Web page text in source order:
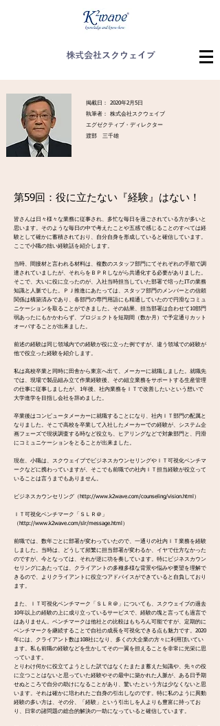
株式会社スクウェイブ
掲載日： 2020年2月5日
執筆者： 株式会社スクウェイブ
エグゼクティブ・ディレクター
渡部 三千雄
第59回：役に立たない『経験』はない！
皆さんは日々様々な業務に従事され、多忙な毎日を過ごされている方が多いと
思います。そのような毎日の中で考えたことや五感で感じることのすべては経
験として確かに蓄積されており、自分自身を形成していると確信しています。
ここで小職の拙い経験話を紹介します。
当時、間接材と言われる材料は、複数のスタッフ部門にてそれぞれの手順で調
達されていましたが、それらをＢＰＲしながら共通化する必要がありました。
そこで、大いに役に立ったのが、入社当時担当していた部署で培ったITの業務
知識と人脈でした。ＰＪ推進にあたっては、スタッフ部門のメンバーとの信頼
関係は構築済みであり、各部門の専門用語にも精通していたので円滑なコミュ
ニケーションを取ることができました。その結果、担当部署は合わせて10部門
弱あったにもかかわらず、プロジェクトを短期間（数か月）で予定通りカット
オーバすることが出来ました。
前述の経験は同じ領域内での経験が役に立った例ですが、違う領域での経験が
他で役立った経験を紹介します。
私は高校卒業と同時に田舎から東京へ出て、メーカーに就職しました。就職先
では、現場で製品組み立て作業経験後、その組立業務をサポートする生産管理
の仕事に従事しましたが、1年後、社内業務をＩＴで改善したいという想いで
大学進学を目指し会社を辞めました。
卒業後はコンピュータメーカーに就職することになり、社内ＩＴ部門の配属と
なりました。そこで高校を卒業して入社したメーカーでの経験が、システム企
画フェーズで現状調査する時など役立ち、ヒアリングなどで対象部門と、円滑
にコミュニケーションをとることが出来ました。
現在、小職は、スクウェイブでビジネスカウンセリングやＩＴ可視化ベンチマ
ークなどに携わっていますが、そこでも前職での社内ＩＴ担当経験が役立って
いることは言うまでもありません。
ビジネスカウンセリング（ http://www.k2wave.com/counseling/vision.html ）
ＩＴ可視化ベンチマーク「ＳＬＲ＠」
（ http://www.k2wave.com/slr/message.html ）
前職では、数年ごとに部署が変わっていたので、一通りの社内ＩＴ業務を経験
しました。当時は、どうして頻繁に担当部署が変わるか、イヤで仕方なかった
のですが、今となっては、それが逆に功を奏しています。特にビジネスカウン
セリングにあたっては、クライアントの多種多様な背景や悩みや要望を理解で
きるので、よりクライアントに役立つアドバイスができていると自負しており
ます。
また、ＩＴ可視化ベンチマーク「ＳＬＲ＠」についても、スクウェイブの過去
10年以上の経験の上に成り立っているサービスで、経験の塊と言っても過言で
はありません。ベンチマークは他社との比較はもちろん可能ですが、定期的に
ベンチマークを継続することで自社の成長を可視化できる点も魅力です。2020
年には、クライアント数は108社になり、多くの大企業の方々に利用頂いてい
ます。私も前職の経験などを生かしてその一翼を担えることを非常に光栄に思
っています。
とりわけ何かに役立てようとした訳ではなくたまたま蓄えた知識や、先々の役
に立つことはないと思っていた経験やその最中に築かれた人脈が、ある日予期
せぬところで自分の助けになることがあり、驚いたという方は少なくないと思
います。それは確かに培われたご自身の引出しなのです。特に私のように異動
経験の多い方は、その分、「経験」という引出しを人よりも豊富に持ってお
り、日常の諸問題の総合的解決の一助になっていると確信しています。